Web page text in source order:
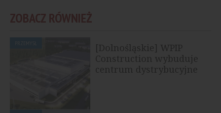
ZOBACZ RÓWNIEŻ
[Dolnośląskie] WPIP
Construction wybuduje
centrum dystrybucyjne